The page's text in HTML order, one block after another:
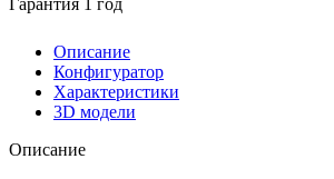
Описание
Конфигуратор
Характеристики
3D модели
Описание